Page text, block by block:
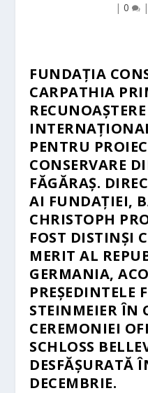
| 0 |
FUNDAȚIA
CARPATHIA
RECUNOAȘTERE
PENTRU
CONSERVARE
FĂGĂRAȘ.
AI FUNDAȚIEI,
CHRISTOPH
FOST DISTINȘI
MERIT AL
GERMANIA,
PREȘEDINTELE
STEINMEIER ÎN
CEREMONIEI
SCHLOSS
DESFĂȘURATĂ
DECEMBRIE.